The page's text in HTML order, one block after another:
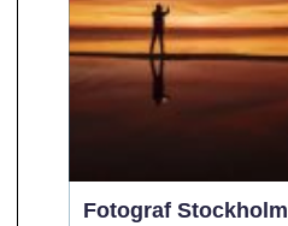
Fotograf Stockholm